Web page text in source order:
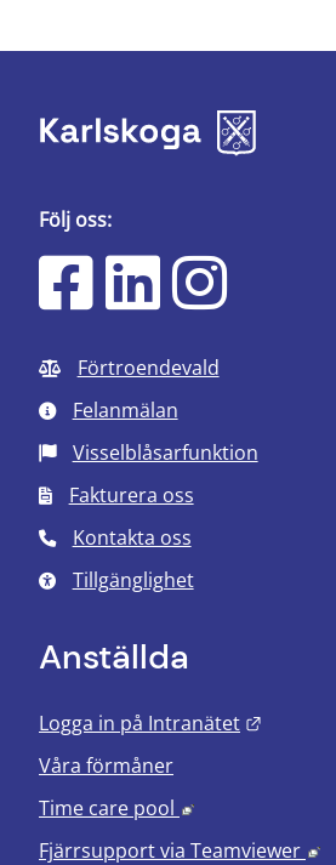
Följ oss:
Förtroendevald
Felanmälan
Visselblåsarfunktion
Fakturera oss
Kontakta oss
Tillgänglighet
Anställda
Logga in på Intranätet
Våra förmåner
Time care pool
Länk till annan
Fjärrsupport via Teamviewer